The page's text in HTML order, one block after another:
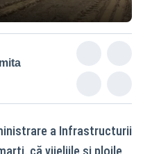
a Infrastructurii
că vijeliile şi ploile